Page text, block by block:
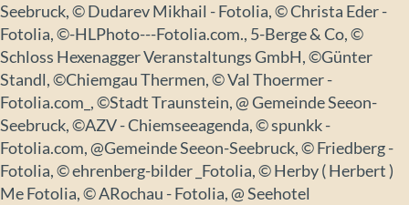
Seebruck, © Dudarev Mikhail - Fotolia, © Christa Eder -
Fotolia, ©-HLPhoto---Fotolia.com., 5-Berge & Co, ©
Schloss Hexenagger Veranstaltungs GmbH, ©Günter
Standl, ©Chiemgau Thermen, © Val Thoermer -
Fotolia.com_, ©Stadt Traunstein, @ Gemeinde Seeon-
Seebruck, ©AZV - Chiemseeagenda, © spunkk -
Fotolia.com, @Gemeinde Seeon-Seebruck, © Friedberg -
Fotolia, © ehrenberg-bilder _Fotolia, © Herby ( Herbert )
Me Fotolia, © ARochau - Fotolia, @ Seehotel